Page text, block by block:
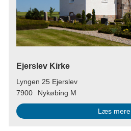
Ejerslev Kirke
Lyngen 25 Ejerslev
7900
Nykøbing M
Læs mere